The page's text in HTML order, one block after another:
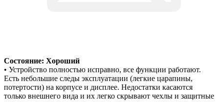
Состояние: Хороший
• Устройство полностью исправно, все функции работают.
Есть небольшие следы эксплуатации (легкие царапины,
потертости) на корпусе и дисплее. Недостатки касаются
только внешнего вида и их легко скрывают чехлы и защитные